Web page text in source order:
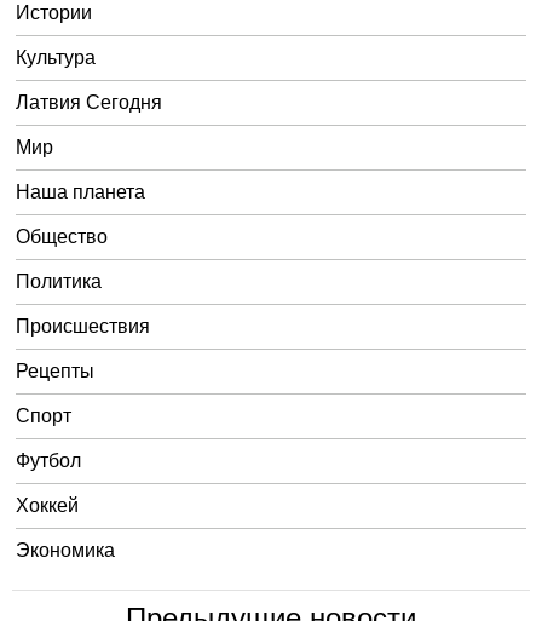
Истории
Культура
Латвия Сегодня
Мир
Наша планета
Общество
Политика
Происшествия
Рецепты
Спорт
Футбол
Хоккей
Экономика